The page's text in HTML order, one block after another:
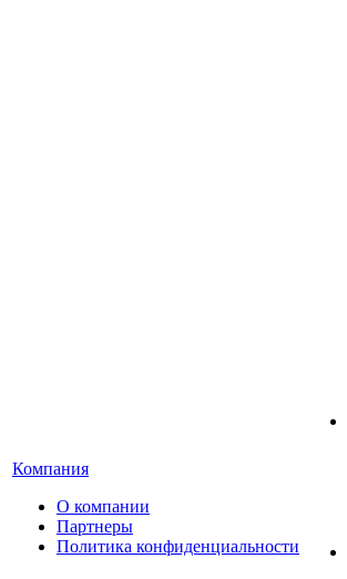
Компания
О компании
Партнеры
Политика конфиденциальности